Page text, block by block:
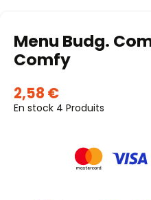
Menu Budg.
Comfy
2,58 €
En stock 4 Produits